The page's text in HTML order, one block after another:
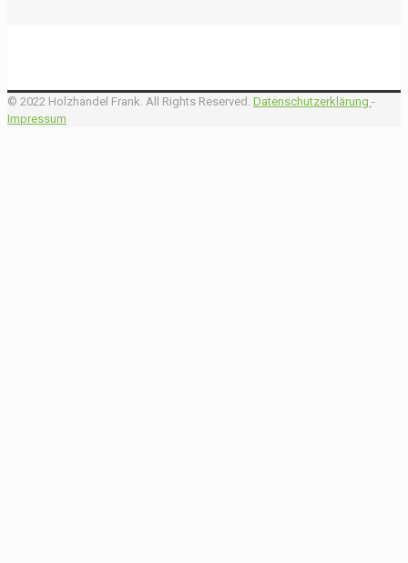
© 2022 Holzhandel Frank. All Rights Reserved. Datenschutzerklärung -
Impressum